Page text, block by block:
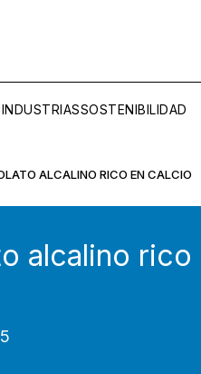
INDUSTRIASSOSTENIBILIDAD
ALCALINO RICO EN CALCIO
alcalino